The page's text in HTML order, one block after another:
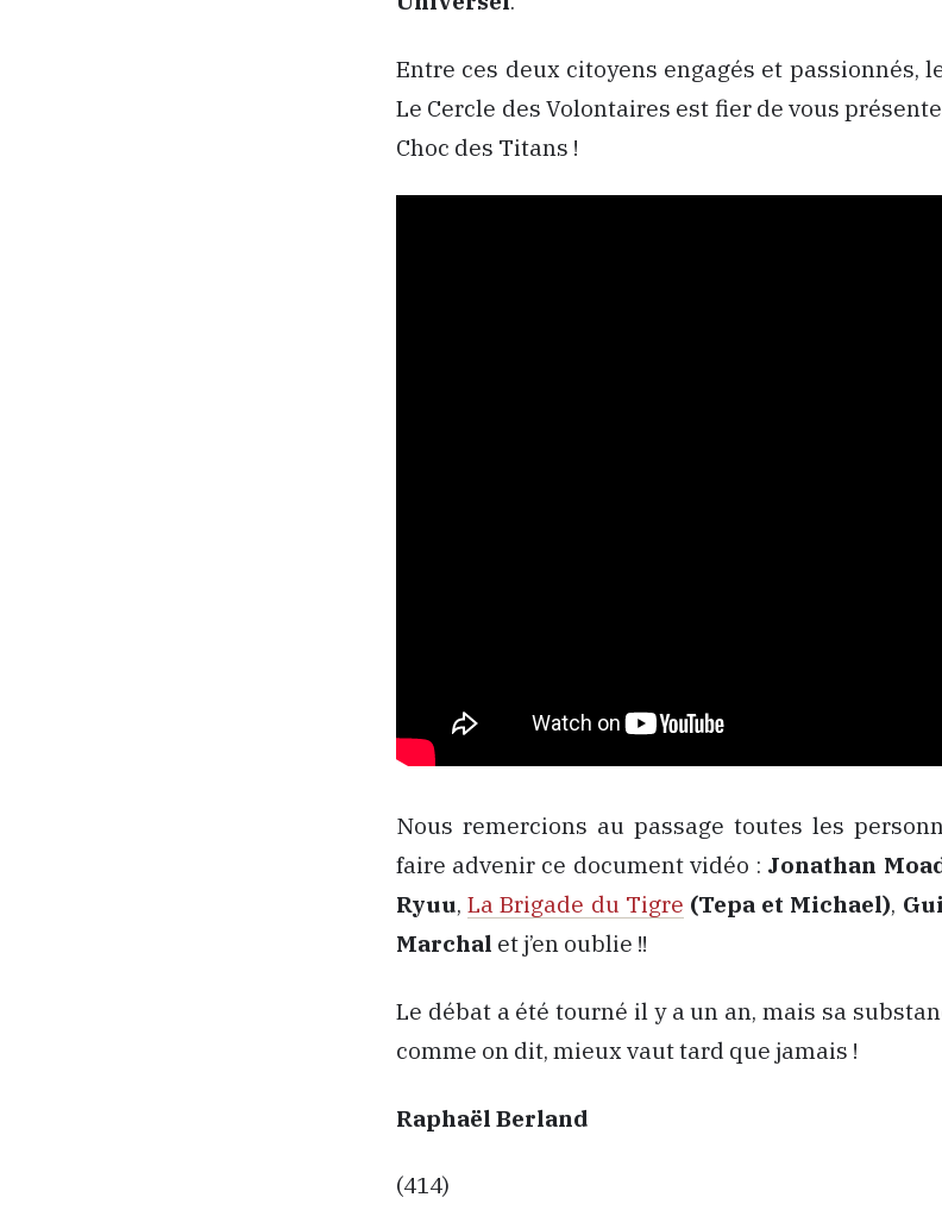
Entre ces deux citoyens engagés et passionnés,
Le Cercle des Volontaires est fier de vous
Choc des Titans !
Nous remercions au passage toutes les
faire advenir ce document vidéo : Jonathan
Ryuu,La Brigade du Tigre (Tepa et Michael),
Marchal et j’en oublie !!
Le débat a été tourné il y a un an, mais sa
comme on dit, mieux vaut tard que jamais !
Raphaël Berland
(414)